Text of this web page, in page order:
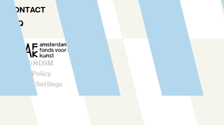
CONTACT
FAQ
2026NDSM
Privacy Policy
Cookies Settings